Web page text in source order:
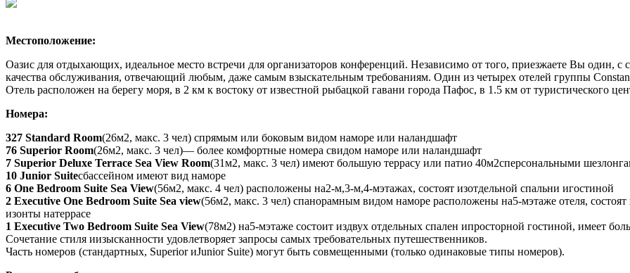
Местоположение:
Оазис для отдыхающих, идеальное место встречи для организаторов конференций. Независимо от того, приезжаете Вы один,
качества обслуживания, отвечающий любым, даже самым взыскательным требованиям. Один из четырех отелей группы
Отель расположен на берегу моря, в 2 км к востоку от известной рыбацкой гавани города Пафос, в 1.5 км от туристического
Номера:
327 Standard Room(26м2, макс. 3 чел) спрямым или боковым видом наморе или наландшафт
76 Superior Room(26м2, макс. 3 чел)— более комфортные номера свидом наморе или наландшафт
7 Superior Deluxe Terrace Sea View Room(31м2, макс. 3 чел) имеют большую террасу или патио 40м2сперсональными
10 Junior Suiteсбассейном имеют вид наморе
6 One Bedroom Suite Sea View(56м2, макс. 4 чел) расположены на2-м,3-м,4-мэтажах, состоят изотдельной спальни игостиной
2 Executive One Bedroom Suite Sea view(56м2, макс. 3 чел) спанорамным видом наморе расположены на5-мэтаже отеля,
изонты натеррасе
1 Executive Two Bedroom Suite Sea View(78м2) на5-мэтаже состоит издвух отдельных спален ипросторной гостиной, имеет
Сочетание стиля иизысканности удовлетворяет запросы самых требовательных путешественников.
Часть номеров (стандартных, Superior иJunior Suite) могут быть совмещенными (только одинаковые типы номеров).